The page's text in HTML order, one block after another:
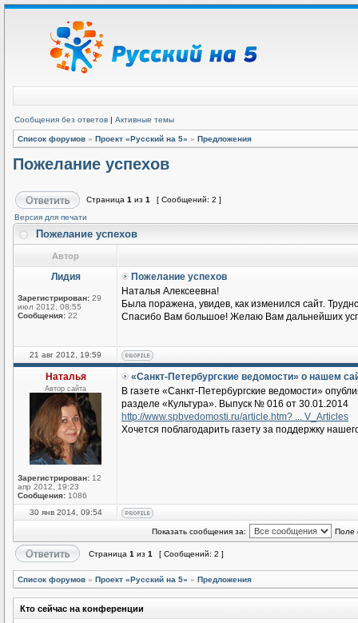
Сообщения без ответов | Активные темы
Список форумов » Проект «Русский на 5» » Предложения
Пожелание успехов
Страница 1 из 1
[ Сообщений: 2 ]
Версия для печати
Пожелание успехов
Автор
Лидия
Зарегистрирован: 29
июл 2012, 08:55
Сообщения: 22
Пожелание успехов
Наталья Алексеевна!
Была поражена, увидев, как изменился сайт.
Спасибо Вам большое! Желаю Вам дальнейших
21 авг 2012, 19:59
Наталья
Автор сайта
Зарегистрирован: 12
апр 2012, 19:23
Сообщения: 1086
«Санкт-Петербургские ведомости» о нашем
В газете «Санкт-Петербургские ведомости»
разделе «Культура». Выпуск № 016 от 30.01.2014
http://www.spbvedomosti.ru/article.htm? ... V_Articles
Хочется поблагодарить газету за поддержку
30 янв 2014, 09:54
Показать сообщения за: Поле
Страница 1 из 1 [ Сообщений: 2 ]
Список форумов » Проект «Русский на 5» » Предложения
Кто сейчас на конференции